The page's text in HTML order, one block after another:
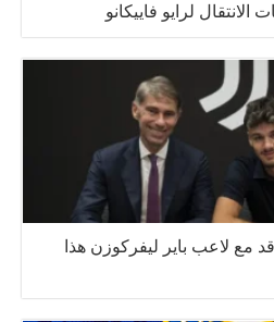
لرايو فاييكانو
مع لاعب باير ليفركوزن هذا